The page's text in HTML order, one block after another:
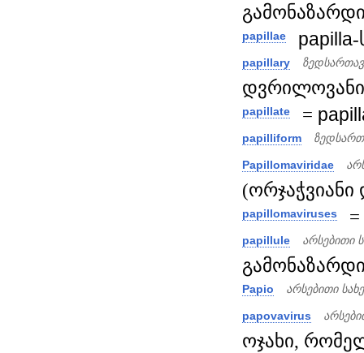
papillae papilla
papillary
papillate =
papilliform
Papillomaviridae
(ორჯაჭვიანი
papillomaviruses =
papillule არსებითი
Papio არსებითი
papovavirus
ოჯახი,